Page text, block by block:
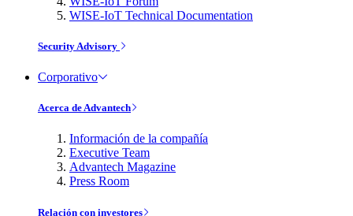
WISE-IoT Technical Documentation
Security Advisory
Corporativo
Acerca de Advantech
Información de la compañía
Executive Team
Advantech Magazine
Press Room
Relación con investores